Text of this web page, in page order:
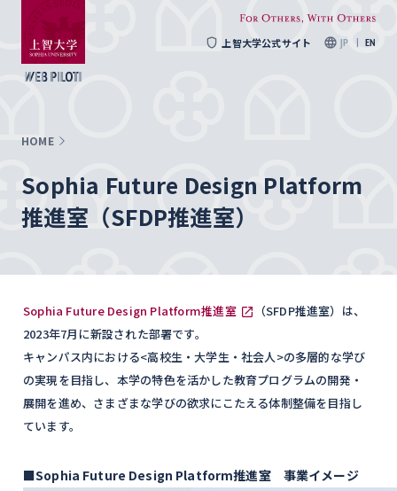
上智大学公式サイト JP EN
HOME
Sophia Future Design Platform
推進室（SFDP推進室）
Sophia Future Design Platform推進室
（SFDP推進室）は、
2023年7月に新設された部署です。
キャンパス内における<高校生・大学生・社会人>の多層的な学び
の実現を目指し、本学の特色を活かした教育プログラムの開発・
展開を進め、さまざまな学びの欲求にこたえる体制整備を目指し
ています。
■Sophia Future Design Platform推進室 事業イメージ